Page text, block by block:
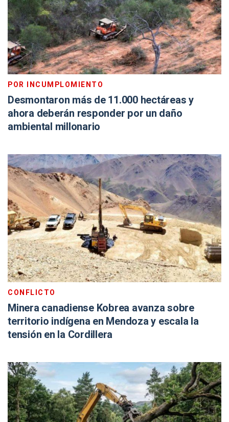
POR INCUMPLOMIENTO
Desmontaron más de 11.000 hectáreas y
ahora deberán responder por un daño
ambiental millonario
CONFLICTO
Minera canadiense Kobrea avanza sobre
territorio indígena en Mendoza y escala la
tensión en la Cordillera